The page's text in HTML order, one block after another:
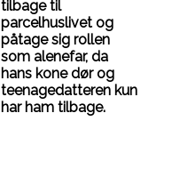
tilbage til
parcelhuslivet og
påtage sig rollen
som alenefar, da
hans kone dør og
teenagedatteren kun
har ham tilbage.